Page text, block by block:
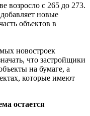
возросло с 265 до 273.
новые
объектов в
новостроек
что застройщики
на бумаге, а
которые имеют
остается